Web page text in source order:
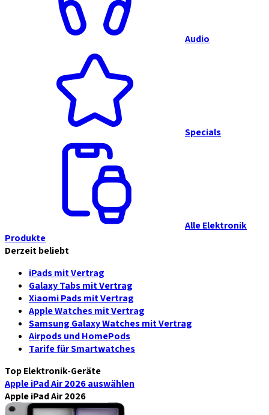
Audio
Specials
Alle Elektronik
Produkte
Derzeit beliebt
iPads mit Vertrag
Galaxy Tabs mit Vertrag
Xiaomi Pads mit Vertrag
Apple Watches mit Vertrag
Samsung Galaxy Watches mit Vertrag
Airpods und HomePods
Tarife für Smartwatches
Top Elektronik-Geräte
Apple iPad Air 2026auswählen
Apple iPad Air 2026